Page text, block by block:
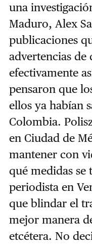
una
Maduro, Alex
publicaciones
advertencias de
efectivamente
pensaron que
ellos ya habían
Colombia.
en Ciudad de
mantener con
qué medidas se
periodista en
que blindar el
mejor manera
etcétera. No